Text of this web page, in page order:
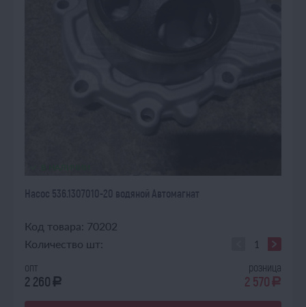
Насос 536.1307010-20 водяной Автомагнат
Код товара: 70202
Количество шт:
опт
2 260 a
розница
2 570 a